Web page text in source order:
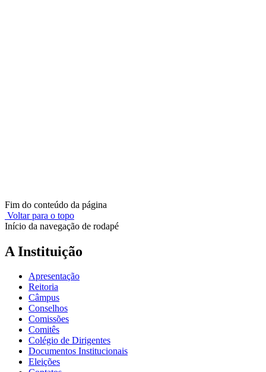
Fim do conteúdo da página
Voltar para o topo
Início da navegação de rodapé
A Instituição
Apresentação
Reitoria
Câmpus
Conselhos
Comissões
Comitês
Colégio de Dirigentes
Documentos Institucionais
Eleições